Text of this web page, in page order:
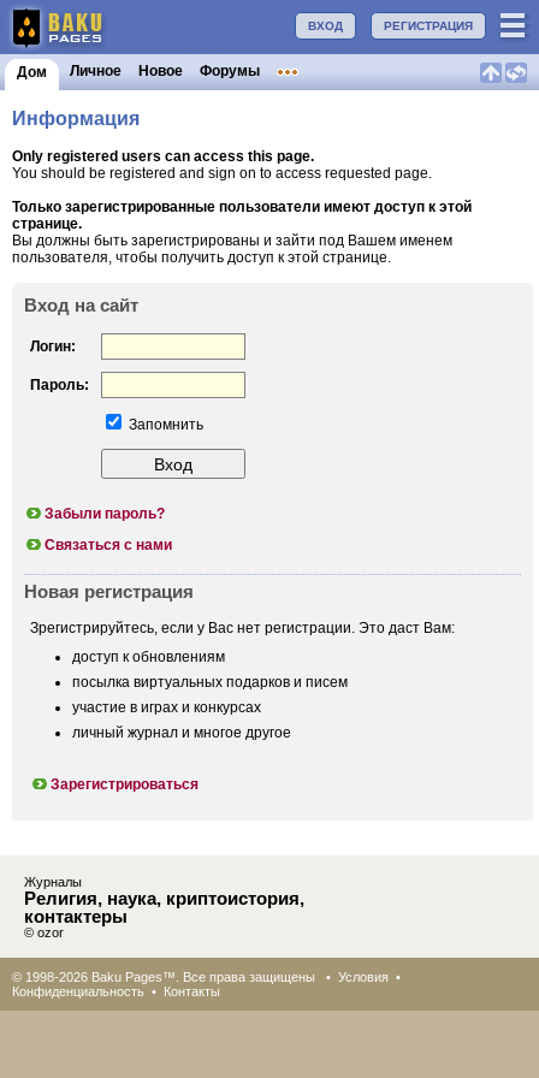
РЕГИСТРАЦИЯ
ВХОД
Дом Личное Новое Форумы
Информация
Only registered users can access this page.
You should be registered and sign on to access requested page.
Только зарегистрированные пользователи имеют доступ к этой
странице.
Вы должны быть зарегистрированы и зайти под Вашем именем
пользователя, чтобы получить доступ к этой странице.
Вход на сайт
Логин:
Пароль:
Запомнить
Забыли пароль?
Связаться с нами
Новая регистрация
Зрегистрируйтесь, если у Вас нет регистрации. Это даст Вам:
доступ к обновлениям
посылка виртуальных подарков и писем
участие в играх и конкурсах
личный журнал и многое другое
Зарегистрироваться
Журналы
Религия, наука, криптоистория,
контактеры
© ozor
© 1998-2026 Baku Pages™. Все права защищены • Условия •
Конфиденциальность • Контакты